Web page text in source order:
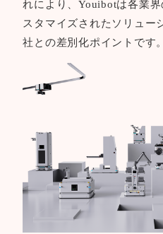
れにより、Youibotは各業
スタマイズされたソリュー
社との差別化ポイントです。